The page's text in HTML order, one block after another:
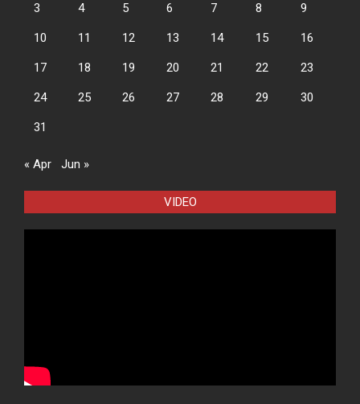
3 4 5 6 7 8 9
10 11 12 13 14 15 16
17 18 19 20 21 22 23
24 25 26 27 28 29 30
31
« Apr Jun »
VIDEO